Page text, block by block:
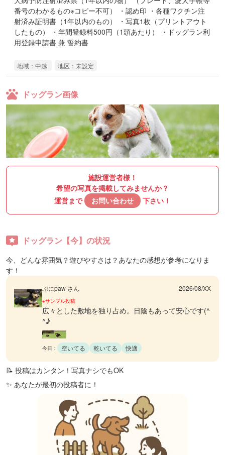
番号のわかるもの※コピー不可） ・認め印 ・各種ワクチン注
射済み証明書（1年以内のもの） ・写真1枚（プリントアウト
したもの） ・年間登録料500円（1頭あたり） ・ドッグラン利
用登録申請書 兼 誓約書
地域：中越 地区：未設定
ドッグラン画像
施設運営者様！
希望の写真を掲載してみませんか？
運営まで
お問い合わせ 下さい！
ドッグラン【今】の状況
今、どんな雰囲気？遊びやすさは？あなたの感想が参考になりま
す！
ぷにpaw さん 2026/08/XX
※サンプル投稿
広々とした敷地を独り占め。日陰もあって安心です(^
^♪
今日： 空いてる 乾いてる 快適
📝 投稿はカンタン！写真ナシでもOK
✨ あなたが最初の投稿者に！